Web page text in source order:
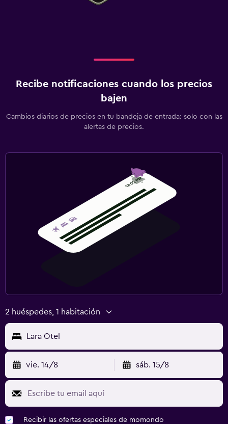
Recibe notificaciones cuando los precios
bajen
Cambios diarios de precios en tu bandeja de entrada: solo con las
alertas de precios.
2 huéspedes, 1 habitación
Lara Otel
vie. 14/8 sáb. 15/8
Recibir las ofertas especiales de momondo